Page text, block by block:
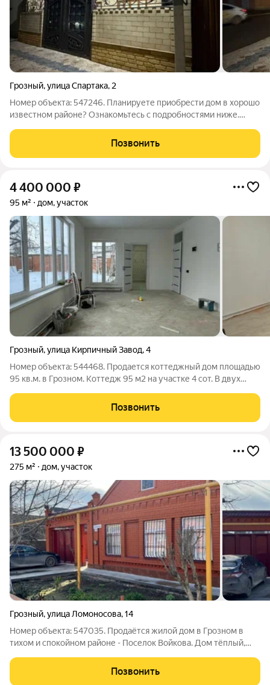
Грозный,улица Спартака, 2
Номер объекта: 547246. Планируете приобрести дом в хорошо
известном районе? Ознакомьтесь с подробностями ниже.
площадью 80 кв.м в отличном состоянии.Можно сразу
въезжать и наслаждаться уютом.
Позвонить
4 400 000 ₽
95 м² дом, участок
Грозный,улица Кирпичный Завод,4
Номер объекта: 544468. Продается коттеджный дом площадью
95 кв.м. в Грозном. Коттедж 95 м2 на участке 4 сот. В двух
капитальный ремонт, поставлены новые двери, окна,, новое
электричество, стяжка,
Позвонить
13 500 000 ₽
275 м² дом, участок
Грозный,улица Ломоносова,14
Номер объекта: 547035. Продаётся жилой дом в Грозном в
тихом и спокойном районе - Поселок Войкова. Дом тёплый,
вложений и переделок. Дом и комфорт Дом построен из
Позвонить